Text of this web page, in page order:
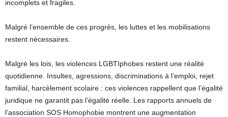
incomplets et fragiles.
Malgré l’ensemble de ces progrès, les luttes et les mobilisations
restent nécessaires.
Malgré les lois, les violences LGBTIphobes restent une réalité
quotidienne. Insultes, agressions, discriminations à l’emploi, rejet
familial, harcèlement scolaire : ces violences rappellent que l’égalité
juridique ne garantit pas l’égalité réelle. Les rapports annuels de
l’association SOS Homophobie montrent une augmentation